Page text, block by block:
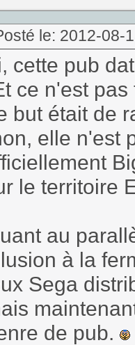
le: 2012-08-
cette pub
ce n'est pas
but était de
elle n'est
le territoire
au
à la
Sega
de pub.